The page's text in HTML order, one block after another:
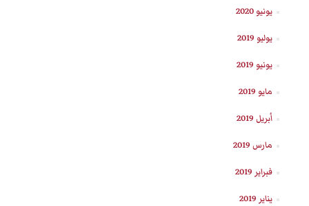
يونيو 2020
يوليو 2019
يونيو 2019
مايو 2019
أبريل 2019
مارس 2019
فبراير 2019
يناير 2019